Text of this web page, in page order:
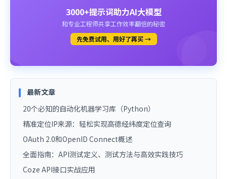
3000+提示词助力AI大模型
和专业工程师共享工作效率翻倍的秘密
先免费试用、用好了再买 →
最新文章
20个必知的自动化机器学习库（Python）
精准定位IP来源：轻松实现高德经纬度定位查询
OAuth 2.0和OpenID Connect概述
全面指南：API测试定义、测试方法与高效实践技巧
Coze API接口实战应用